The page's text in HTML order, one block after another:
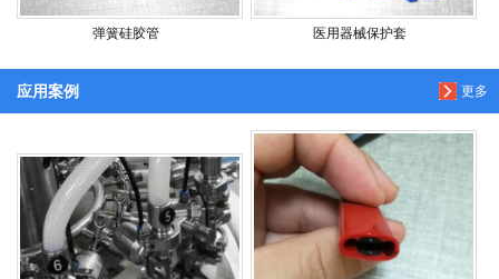
弹簧硅胶管 医用器械保护套
更多
应用案例